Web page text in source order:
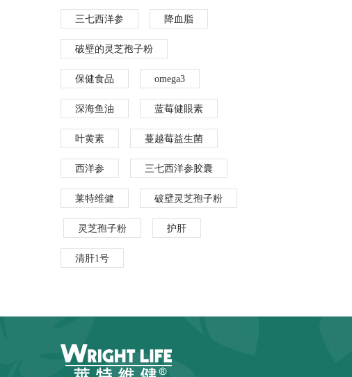
三七西洋参 降血脂
破壁的灵芝孢子粉
保健食品 omega3
深海鱼油 蓝莓健眼素
叶黄素 蔓越莓益生菌
西洋参 三七西洋参胶囊
莱特维健 破壁灵芝孢子粉
灵芝孢子粉 护肝
清肝1号